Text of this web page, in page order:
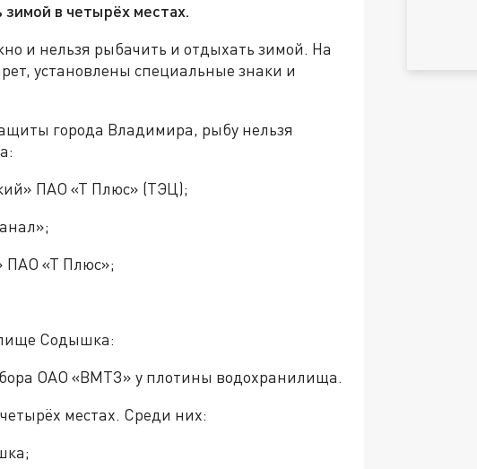
в четырёх местах.
и нельзя рыбачить и отдыхать зимой. На
установлены специальные знаки и
города Владимира, рыбу нельзя
ПАО «Т Плюс» (ТЭЦ);
ПАО «Т Плюс»;
Содышка:
ОАО «ВМТЗ» у плотины водохранилища.
местах. Среди них: